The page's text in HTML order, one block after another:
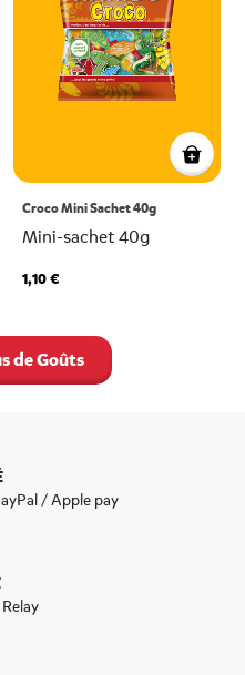
Croco Mini Sachet 40g
Mini-sachet 40g
1,10 €
Afficher plus de Goûts
/ Apple pay